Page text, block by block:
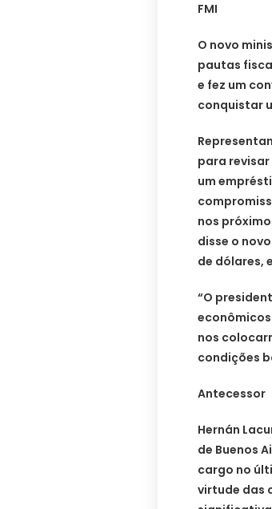
FMI
O novo
pautas
e fez um
conquistar
para
um
nos
disse o
de dólares,
“O
nos
condições
Antecessor
Hernán
de Buenos
cargo no
virtude das